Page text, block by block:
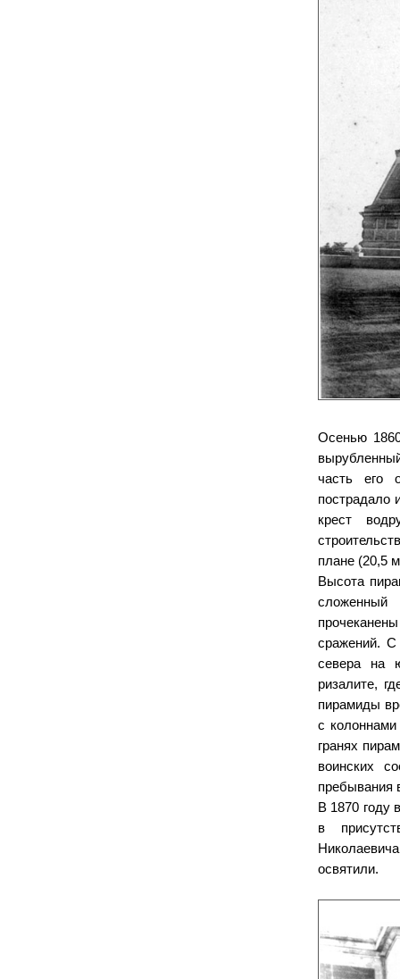
Осенью
часть его
пострадало
крест
плане (20,5
Высота
сложенный
сражений. С
севера на
ризалите,
пирамиды
с
гранях
воинских
пребывания
В 1870 году
в
освятили.